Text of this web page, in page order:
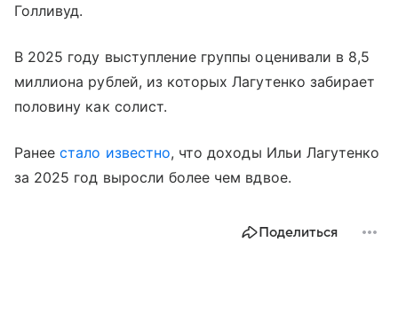
Голливуд.
В 2025 году выступление группы оценивали в 8,5
миллиона рублей, из которых Лагутенко забирает
половину как солист.
Ранеестало известно, что доходы Ильи Лагутенко
за 2025 год выросли более чем вдвое.
Поделиться